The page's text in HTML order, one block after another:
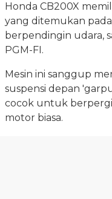
Honda CB200X
yang ditemukan
berpendingin udara,
PGM-FI.
Mesin ini sanggup
suspensi depan
cocok untuk
motor biasa.